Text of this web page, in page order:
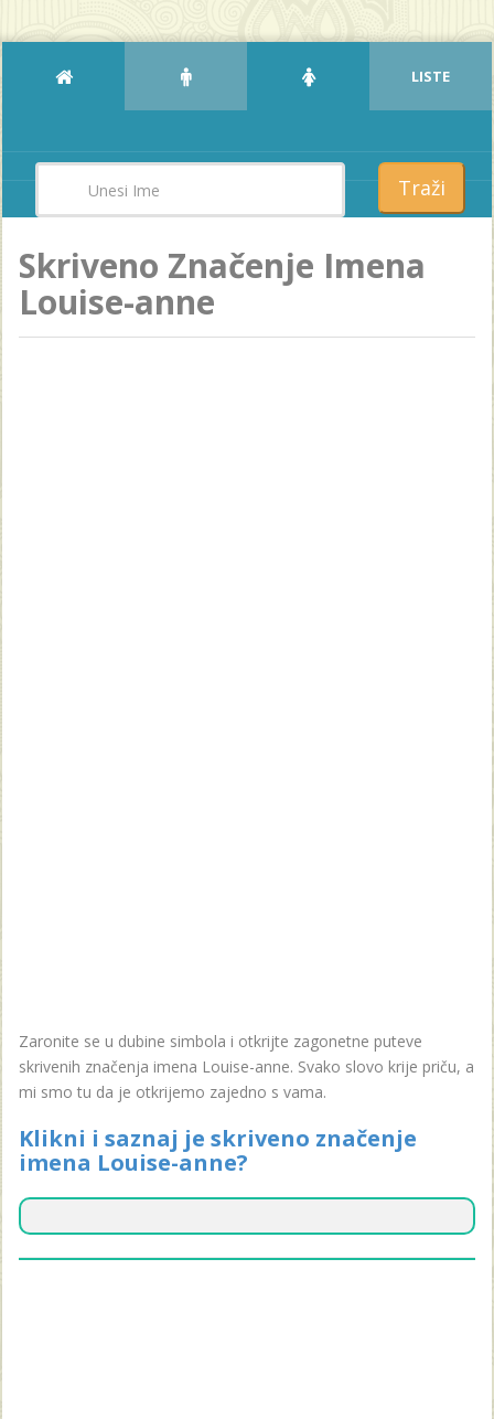
LISTE
Traži
Skriveno Značenje Imena
Louise-anne
Zaronite se u dubine simbola i otkrijte zagonetne puteve
skrivenih značenja imena Louise-anne. Svako slovo krije priču, a
mi smo tu da je otkrijemo zajedno s vama.
Klikni i saznaj je skriveno značenje
imena Louise-anne?